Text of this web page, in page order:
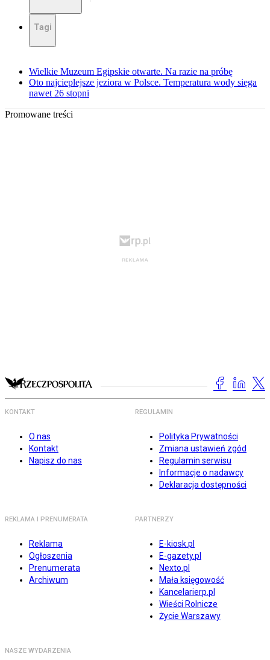
Tagi
Wielkie Muzeum Egipskie otwarte. Na razie na próbę
Oto najcieplejsze jeziora w Polsce. Temperatura wody sięga
nawet 26 stopni
Promowane treści
KONTAKT
O nas
Kontakt
Napisz do nas
REGULAMIN
Polityka Prywatności
Zmiana ustawień zgód
Regulamin serwisu
Informacje o nadawcy
Deklaracja dostępności
REKLAMA I PRENUMERATA
Reklama
Ogłoszenia
Prenumerata
Archiwum
PARTNERZY
E-kiosk.pl
E-gazety.pl
Nexto.pl
Mała księgowość
Kancelarierp.pl
Wieści Rolnicze
Życie Warszawy
NASZE WYDARZENIA